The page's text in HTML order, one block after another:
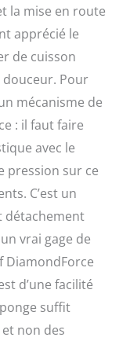
la mise en route
apprécié le
de cuisson
douceur. Pour
mécanisme de
: il faut faire
avec le
pression sur ce
C’est un
détachement
vrai gage de
DiamondForce
d’une facilité
suffit
non des